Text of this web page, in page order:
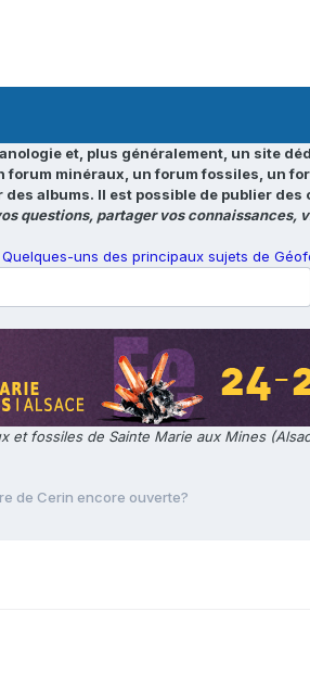
et, plus généralement, un site
minéraux, un forum fossiles, un
albums. Il est possible de publier
questions, partager vos connaissances,
Quelques-uns des principaux sujets de
et fossiles de Sainte Marie aux Mines
de Cerin encore ouverte?